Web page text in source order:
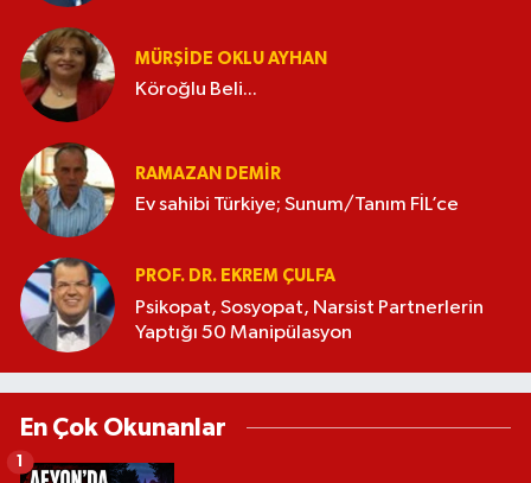
MÜRŞIDE OKLU AYHAN
Köroğlu Beli...
RAMAZAN DEMİR
Ev sahibi Türkiye; Sunum/Tanım FİL’ce
PROF. DR. EKREM ÇULFA
Psikopat, Sosyopat, Narsist Partnerlerin
Yaptığı 50 Manipülasyon
En Çok Okunanlar
1